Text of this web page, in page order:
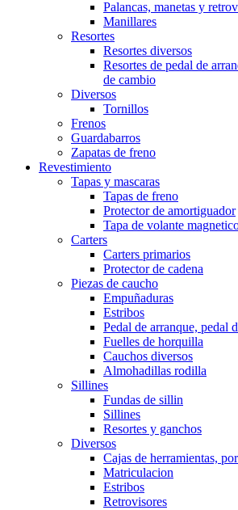
Palancas, manetas y
Manillares
Resortes
Resortes diversos
Resortes de pedal de
de cambio
Diversos
Tornillos
Frenos
Guardabarros
Zapatas de freno
Revestimiento
Tapas y mascaras
Tapas de freno
Protector de amortiguador
Tapa de volante
Carters
Carters primarios
Protector de cadena
Piezas de caucho
Empuñaduras
Estribos
Pedal de arranque, pedal
Fuelles de horquilla
Cauchos diversos
Almohadillas rodilla
Sillines
Fundas de sillin
Sillines
Resortes y ganchos
Diversos
Cajas de herramientas,
Matriculacion
Estribos
Retrovisores